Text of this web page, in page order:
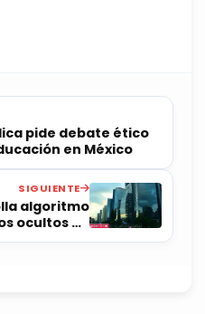
pide debate ético
en México
SIGUIENTE
algoritmo
ocultos en
edificios